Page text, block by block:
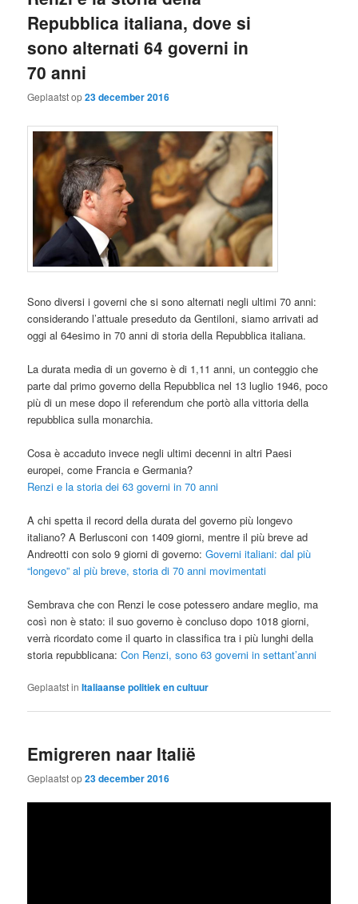
Repubblica italiana, dove si
sono alternati 64 governi in
70 anni
Geplaatst op23 december 2016
Sono diversi i governi che si sono alternati negli ultimi 70 anni:
considerando l’attuale preseduto da Gentiloni, siamo arrivati ad
oggi al 64esimo in 70 anni di storia della Repubblica italiana.
La durata media di un governo è di 1,11 anni, un conteggio che
parte dal primo governo della Repubblica nel 13 luglio 1946, poco
più di un mese dopo il referendum che portò alla vittoria della
repubblica sulla monarchia.
Cosa è accaduto invece negli ultimi decenni in altri Paesi
europei, come Francia e Germania?
Renzi e la storia dei 63 governi in 70 anni
A chi spetta il record della durata del governo più longevo
italiano? A Berlusconi con 1409 giorni, mentre il più breve ad
Andreotti con solo 9 giorni di governo:Governi italiani: dal più
“longevo” al più breve, storia di 70 anni movimentati
Sembrava che con Renzi le cose potessero andare meglio, ma
così non è stato: il suo governo è concluso dopo 1018 giorni,
verrà ricordato come il quarto in classifica tra i più lunghi della
storia repubblicana:Con Renzi, sono 63 governi in settant’anni
Geplaatst in Italiaanse politiek en cultuur
Emigreren naar Italië
Geplaatst op23 december 2016